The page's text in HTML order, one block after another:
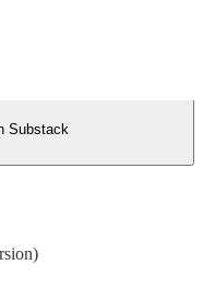
Substack